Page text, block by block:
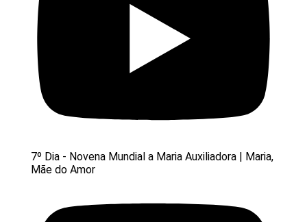
7º Dia - Novena Mundial a Maria Auxiliadora | Maria,
Mãe do Amor